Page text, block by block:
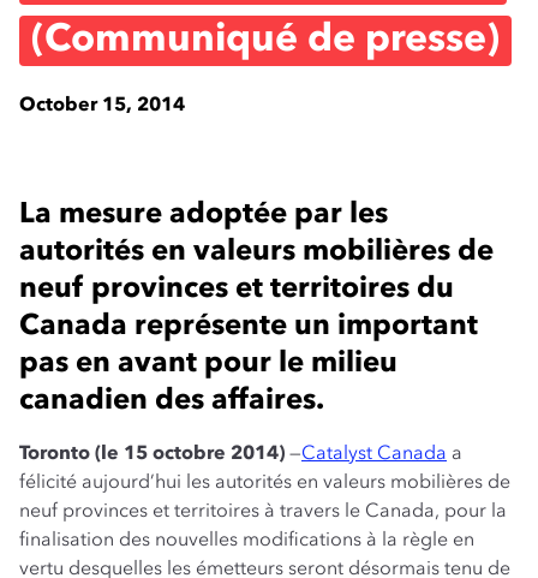
(Communiqué de presse)
October 15, 2014
La mesure adoptée par les
autorités en valeurs mobilières de
neuf provinces et territoires du
Canada représente un important
pas en avant pour le milieu
canadien des affaires.
Toronto (le 15 octobre 2014) —Catalyst Canada a
félicité aujourd’hui les autorités en valeurs mobilières de
neuf provinces et territoires à travers le Canada, pour la
finalisation des nouvelles modifications à la règle en
vertu desquelles les émetteurs seront désormais tenu de